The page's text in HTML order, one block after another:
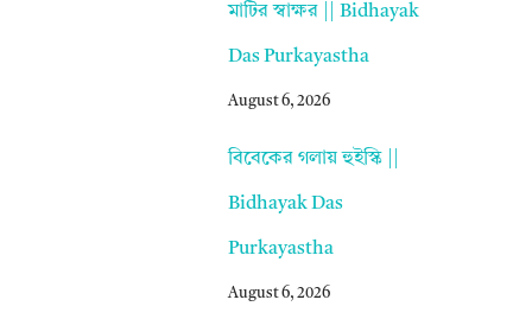
মাটির স্বাক্ষর || Bidhayak
Das Purkayastha
August 6, 2026
বিবেকের গলায় হুইস্কি ||
Bidhayak Das
Purkayastha
August 6, 2026